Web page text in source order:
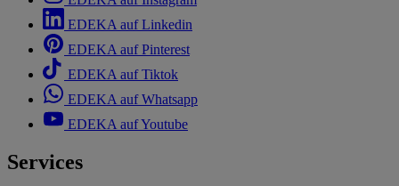
EDEKA auf Linkedin
EDEKA auf Pinterest
EDEKA auf Tiktok
EDEKA auf Whatsapp
EDEKA auf Youtube
Services